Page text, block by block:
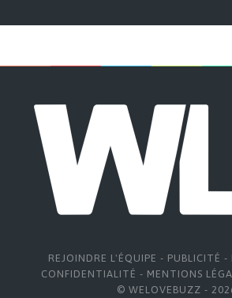
REJOINDRE L'ÉQUIPE - PUBLICITÉ -
CONFIDENTIALITÉ - MENTIONS
© WELOVEBUZZ -